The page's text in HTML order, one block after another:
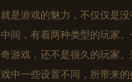
是游戏的魅力，不仅仅是没
间，有着两种类型的玩家
游戏，还不是很久的玩家。
中一些设置不同，所带来的